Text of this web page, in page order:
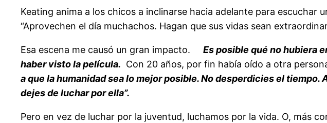
Keating anima a los chicos a inclinarse hacia adelante para escuchar
“Aprovechen el día muchachos. Hagan que sus vidas sean
Esa escena me causó un gran impacto.
Es posible qué no hubiera
haber visto la película. Con 20 años, por fin había oído a otra
a que la humanidad sea lo mejor posible. No desperdicies el
dejes de luchar por ella”.
Pero en vez de luchar por la juventud, luchamos por la vida. O, más